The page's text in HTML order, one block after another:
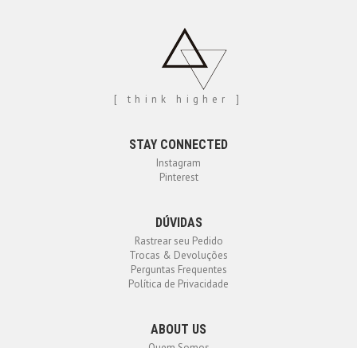
[ think higher ]
STAY CONNECTED
Instagram
Pinterest
DÚVIDAS
Rastrear seu Pedido
Trocas & Devoluções
Perguntas Frequentes
Política de Privacidade
ABOUT US